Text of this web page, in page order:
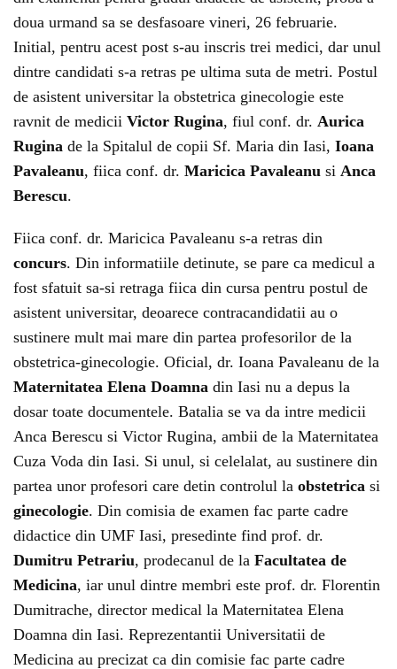
doua urmand sa se desfasoare vineri, 26 februarie.
Initial, pentru acest post s-au inscris trei medici, dar unul
dintre candidati s-a retras pe ultima suta de metri. Postul
de asistent universitar la obstetrica ginecologie este
ravnit de medicii Victor Rugina, fiul conf. dr. Aurica
Rugina de la Spitalul de copii Sf. Maria din Iasi, Ioana
Pavaleanu, fiica conf. dr. Maricica Pavaleanu si Anca
Berescu.
Fiica conf. dr. Maricica Pavaleanu s-a retras din
concurs. Din informatiile detinute, se pare ca medicul a
fost sfatuit sa-si retraga fiica din cursa pentru postul de
asistent universitar, deoarece contracandidatii au o
sustinere mult mai mare din partea profesorilor de la
obstetrica-ginecologie. Oficial, dr. Ioana Pavaleanu de la
Maternitatea Elena Doamna din Iasi nu a depus la
dosar toate documentele. Batalia se va da intre medicii
Anca Berescu si Victor Rugina, ambii de la Maternitatea
Cuza Voda din Iasi. Si unul, si celelalat, au sustinere din
partea unor profesori care detin controlul la obstetrica si
ginecologie. Din comisia de examen fac parte cadre
didactice din UMF Iasi, presedinte find prof. dr.
Dumitru Petrariu, prodecanul de la Facultatea de
Medicina, iar unul dintre membri este prof. dr. Florentin
Dumitrache, director medical la Maternitatea Elena
Doamna din Iasi. Reprezentantii Universitatii de
Medicina au precizat ca din comisie fac parte cadre